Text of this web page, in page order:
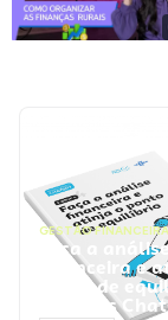
GESTÃO FINANCEIRA
Faça a
financeira e
ponto de
Prompts